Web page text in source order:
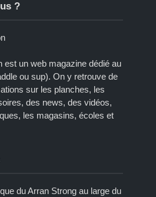
?
est un web magazine dédié au
ou sup). On y retrouve de
sur les planches, les
des news, des vidéos,
les magasins, écoles et
du Arran Strong au large du